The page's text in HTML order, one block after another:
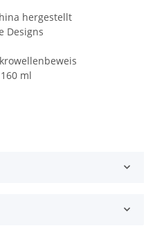
hergestellt
Designs
ml